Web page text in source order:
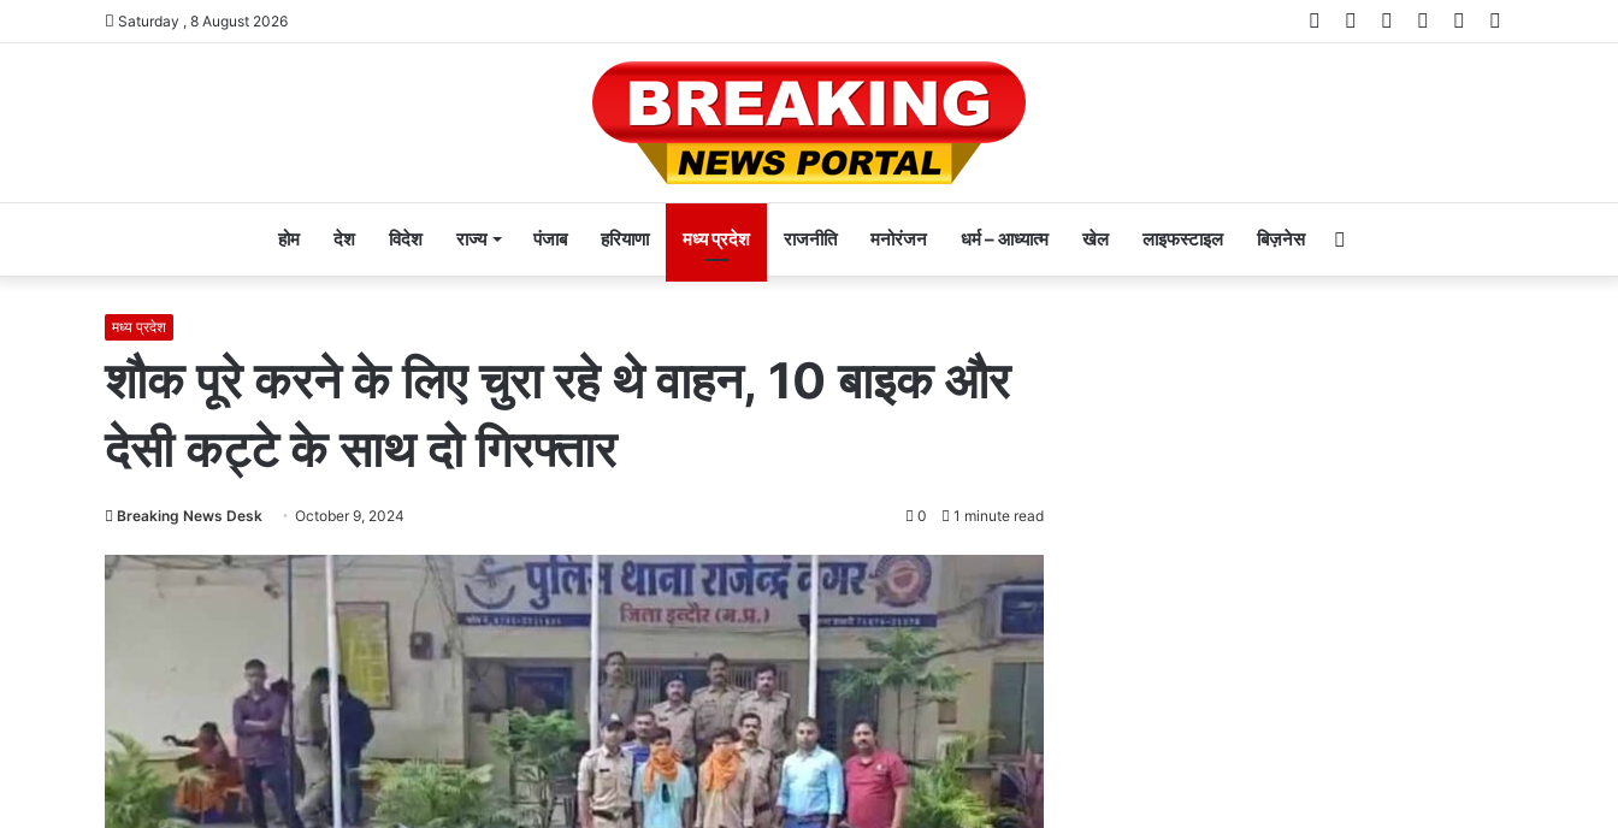
Saturday , 8 August 2026 Telegram
Instagram
YouTube
Twitter
Facebook
होम देश विदेश राज्य पंजाब हरियाणा मध्य प्रदेश राजनीति मनोरंजन धर्म – आध्यात्म खेल लाइफस्टाइल बिज़नेस
मध्य प्रदेश
शौक पूरे करने के लिए चुरा रहे थे वाहन, 10 बाइक और
देसी कट्टे के साथ दो गिरफ्तार
Breaking News Desk October 9, 2024 0 1 minute read